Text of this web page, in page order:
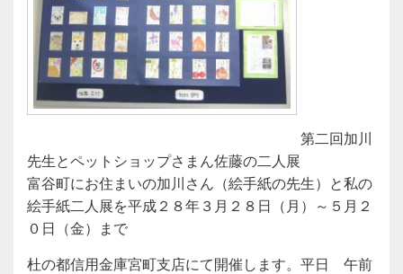
第二回加川
先生とペットショップさまん佐藤の二人展
富谷町にお住まいの加川さん（絵手紙の先生）と私の
絵手紙二人展を平成２８年３月２８日（月）～５月２
０日（金）まで
杜の都信用金庫宮町支店にて開催します。平日 午前